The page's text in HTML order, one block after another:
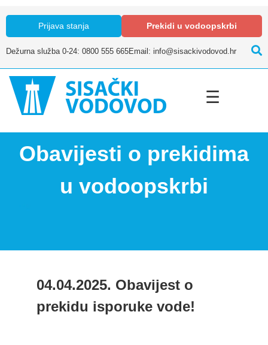
Prijava stanja Prekidi u vodoopskrbi
Dežurna služba 0-24: 0800 555 665Email: info@sisackivodovod.hr
☰
Obavijesti o prekidima
u vodoopskrbi
04.04.2025. Obavijest o
prekidu isporuke vode!